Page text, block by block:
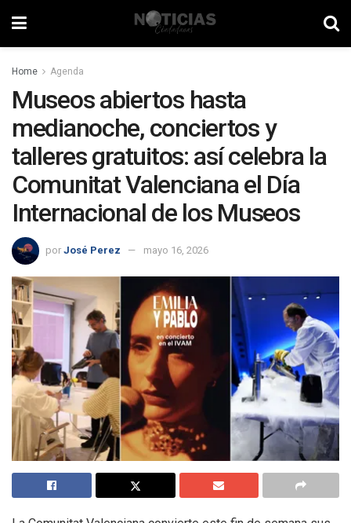
Home Agenda
Museos abiertos hasta
medianoche, conciertos y
talleres gratuitos: así celebra la
Comunitat Valenciana el Día
Internacional de los Museos
por José Perez mayo 16, 2026